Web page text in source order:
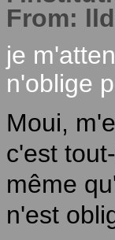
From:
je
n'oblige
Moui,
c'est
même
n'est